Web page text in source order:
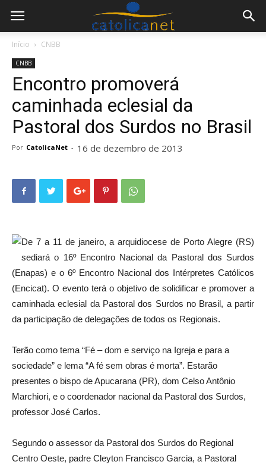
Início CNBB
CNBB
Encontro promoverá
caminhada eclesial da
Pastoral dos Surdos no Brasil
Por CatolicaNet - 16 de dezembro de 2013
De 7 a 11 de janeiro, a arquidiocese de Porto Alegre (RS)
sediará o 16º Encontro Nacional da Pastoral dos Surdos
(Enapas) e o 6º Encontro Nacional dos Intérpretes Católicos
(Encicat). O evento terá o objetivo de solidificar e promover a
caminhada eclesial da Pastoral dos Surdos no Brasil, a partir
da participação de delegações de todos os Regionais.
Terão como tema “Fé – dom e serviço na Igreja e para a
sociedade” e lema “A fé sem obras é morta”. Estarão
presentes o bispo de Apucarana (PR), dom Celso Antônio
Marchiori, e o coordenador nacional da Pastoral dos Surdos,
professor José Carlos.
Segundo o assessor da Pastoral dos Surdos do Regional
Centro Oeste, padre Cleyton Francisco Garcia, a Pastoral